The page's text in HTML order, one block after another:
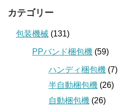
カテゴリー
包装機械 (131)
PPバンド梱包機 (59)
ハンディ梱包機 (7)
半自動梱包機 (26)
自動梱包機 (26)